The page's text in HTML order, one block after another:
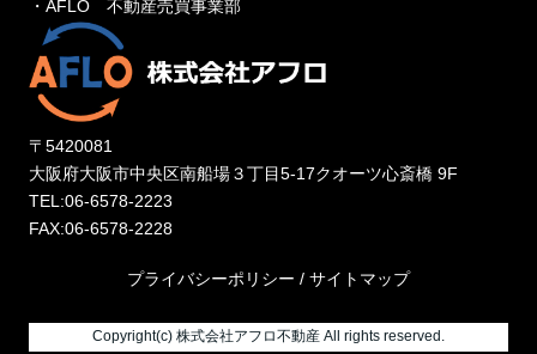
・AFLO 不動産売買事業部
〒5420081
大阪府大阪市中央区南船場３丁目5-17クオーツ心斎橋 9F
TEL:06-6578-2223
FAX:06-6578-2228
プライバシーポリシー / サイトマップ
Copyright(c) 株式会社アフロ不動産 All rights reserved.